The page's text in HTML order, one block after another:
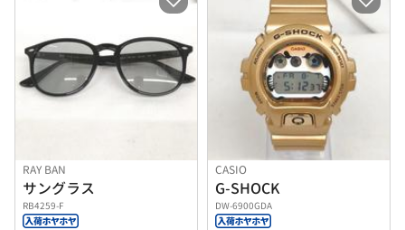
RAY BAN
サングラス
RB4259-F
CASIO
G-SHOCK
DW-6900GDA